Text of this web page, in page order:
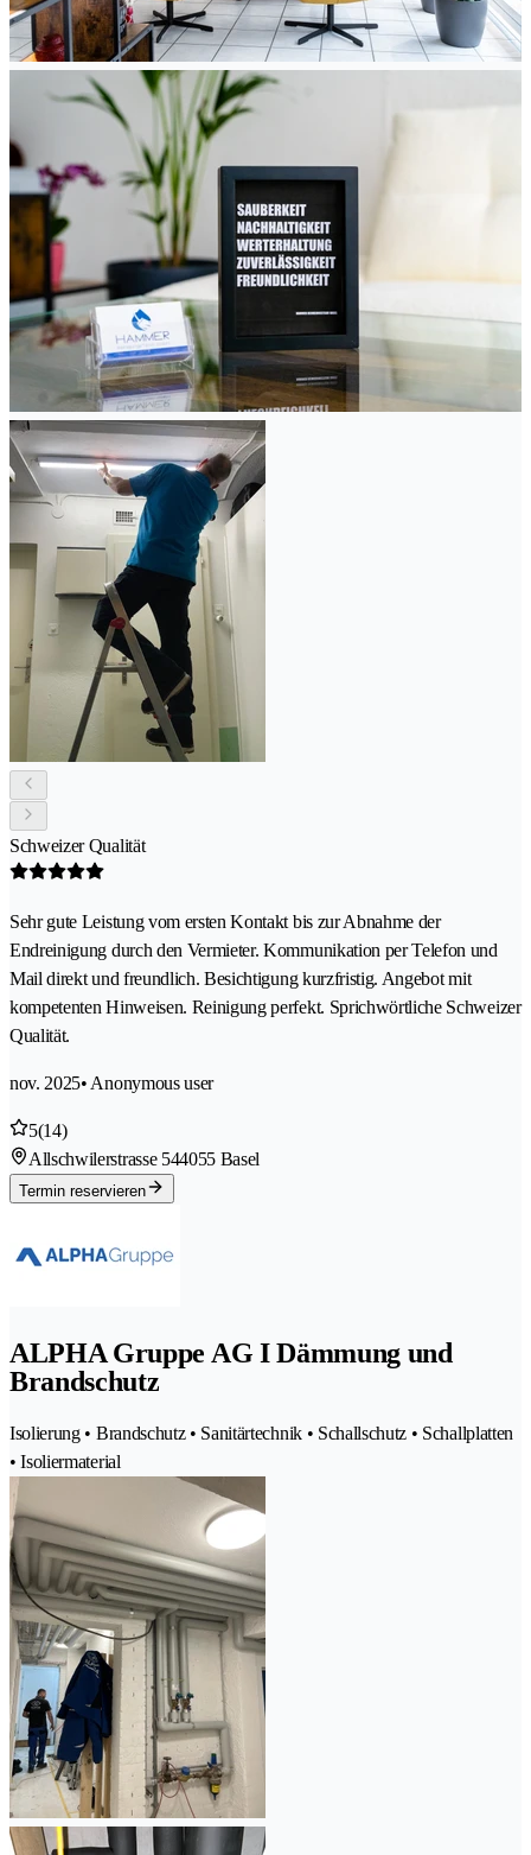
Schweizer Qualität
Sehr gute Leistung vom ersten Kontakt bis zur Abnahme der
Endreinigung durch den Vermieter. Kommunikation per Telefon und
Mail direkt und freundlich. Besichtigung kurzfristig. Angebot mit
kompetenten Hinweisen. Reinigung perfekt. Sprichwörtliche Schweizer
Qualität.
nov. 2025• Anonymous user
5(14)
Allschwilerstrasse 544055 Basel
Termin reservieren
ALPHA Gruppe AG I Dämmung und
Brandschutz
Isolierung • Brandschutz • Sanitärtechnik • Schallschutz • Schallplatten
• Isoliermaterial